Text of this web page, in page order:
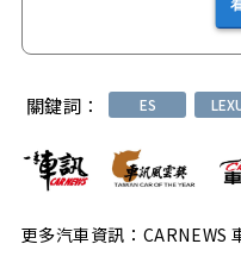
關鍵詞： ES
更多汽車資訊：CARNEWS